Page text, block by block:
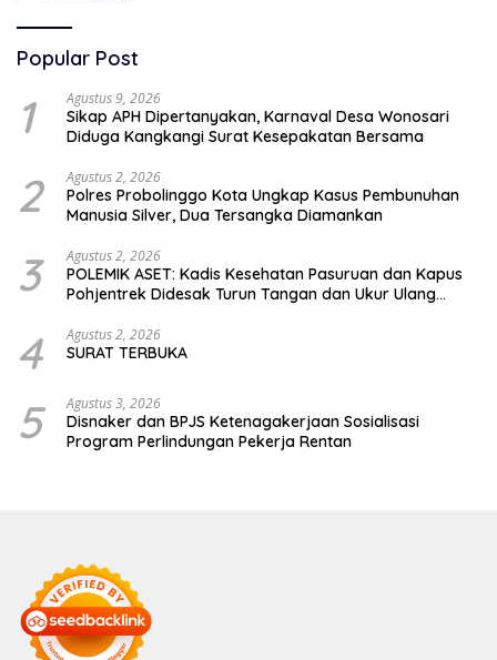
Popular Post
1 Agustus 9, 2026
Sikap APH Dipertanyakan, Karnaval Desa Wonosari
Diduga Kangkangi Surat Kesepakatan Bersama
2 Agustus 2, 2026
Polres Probolinggo Kota Ungkap Kasus Pembunuhan
Manusia Silver, Dua Tersangka Diamankan
3 Agustus 2, 2026
POLEMIK ASET: Kadis Kesehatan Pasuruan dan Kapus
Pohjentrek Didesak Turun Tangan dan Ukur Ulang
4 Agustus 2, 2026
SURAT TERBUKA
5 Agustus 3, 2026
Disnaker dan BPJS Ketenagakerjaan Sosialisasi
Program Perlindungan Pekerja Rentan